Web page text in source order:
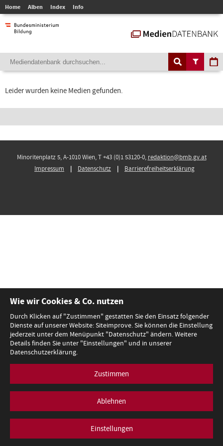
Home Alben Index Info
Leider wurden keine Medien gefunden.
Minoritenplatz 5, A-1010 Wien, T +43 (0)1 53120-0, redaktion@bmb.gv.at
Impressum
Datenschutz Barrierefreiheitserklärung
Wie wir Cookies & Co. nutzen
Durch Klicken auf "Zustimmen" gestatten Sie den Einsatz folgender
Dienste auf unserer Website: Siteimprove. Sie können die Einstellung
jederzeit unter dem Menüpunkt "Datenschutz" ändern. Weitere
Details finden Sie unter "Einstellungen" und in unserer
Datenschutzerklärung.
Zustimmen
Ablehnen
Einstellungen